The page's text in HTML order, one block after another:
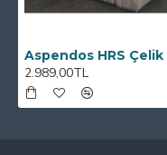
2.989,00TL